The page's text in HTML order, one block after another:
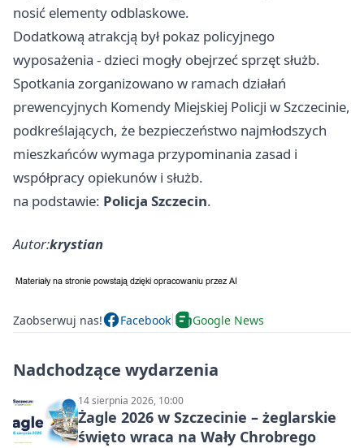
nosić elementy odblaskowe.
Dodatkową atrakcją był pokaz policyjnego
wyposażenia - dzieci mogły obejrzeć sprzęt służb.
Spotkania zorganizowano w ramach działań
prewencyjnych Komendy Miejskiej Policji w Szczecinie,
podkreślających, że bezpieczeństwo najmłodszych
mieszkańców wymaga przypominania zasad i
współpracy opiekunów i służb.
na podstawie: Policja Szczecin.
Autor:krystian
Zaobserwuj nas! Facebook Google News
Nadchodzące wydarzenia
14 sierpnia 2026, 10:00
Żagle 2026 w Szczecinie – żeglarskie
święto wraca na Wały Chrobrego